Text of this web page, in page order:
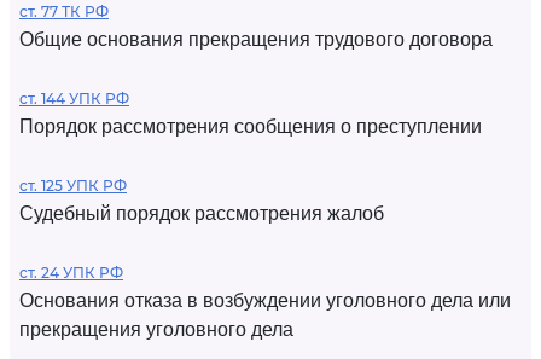
ст. 77 ТК РФ
Общие основания прекращения трудового договора
ст. 144 УПК РФ
Порядок рассмотрения сообщения о преступлении
ст. 125 УПК РФ
Судебный порядок рассмотрения жалоб
ст. 24 УПК РФ
Основания отказа в возбуждении уголовного дела или
прекращения уголовного дела